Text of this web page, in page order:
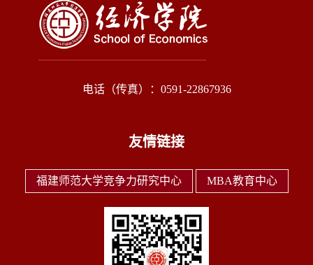
电话（传真）：0591-22867936
友情链接
福建师范大学竞争力研究中心 MBA教育中心